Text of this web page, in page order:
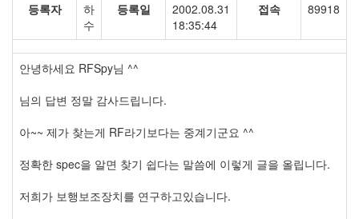
등록자
하
수
등록일
2002.08.31
18:35:44
접속 89918
안녕하세요 RFSpy님 ^^
님의 답변 정말 감사드립니다.
아~~ 제가 찾는게 RF라기보다는 중계기군요 ^^
정확한 spec을 알면 찾기 쉽다는 말씀에 이렇게 글을 올립니다.
저희가 보행보조장치를 연구하고있습니다.